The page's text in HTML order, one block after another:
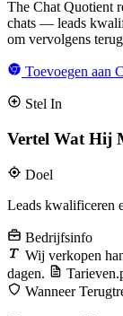
The Chat Quotient
chats — leads
om vervolgens
Toevoegen aan
Stel In
Vertel Wat Hij
Doel
Leads kwalificeren
Bedrijfsinfo
Wij verkopen
dagen.
Wanneer